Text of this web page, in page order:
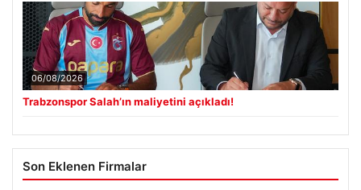
06/08/2026
Trabzonspor Salah’ın maliyetini açıkladı!
Son Eklenen Firmalar